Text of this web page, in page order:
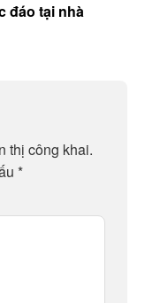
đáo tại nhà
thị công khai.
*